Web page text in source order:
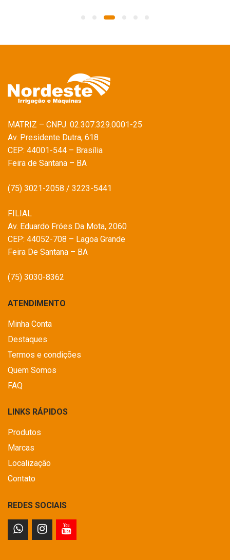
MATRIZ – CNPJ: 02.307.329.0001-25
Av. Presidente Dutra, 618
CEP: 44001-544 – Brasília
Feira de Santana – BA
(75) 3021-2058 / 3223-5441
FILIAL
Av. Eduardo Fróes Da Mota, 2060
CEP: 44052-708 – Lagoa Grande
Feira De Santana – BA
(75) 3030-8362
ATENDIMENTO
Minha Conta
Destaques
Termos e condições
Quem Somos
FAQ
LINKS RÁPIDOS
Produtos
Marcas
Localização
Contato
REDES SOCIAIS